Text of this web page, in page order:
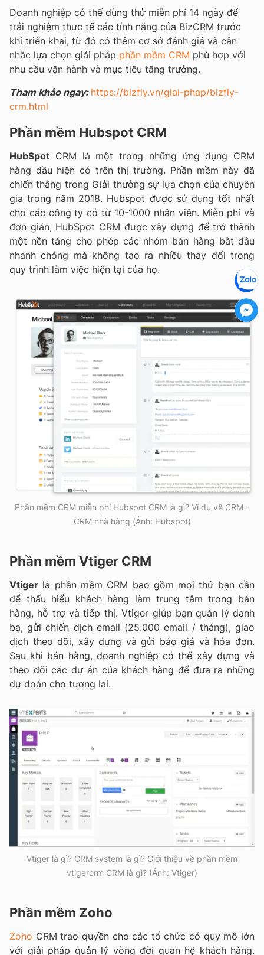
Doanh nghiệp có thể dùng thử miễn phí 14 ngày để
trải nghiệm thực tế các tính năng của BizCRM trước
khi triển khai, từ đó có thêm cơ sở đánh giá và cân
nhắc lựa chọn giải pháp phần mềm CRM phù hợp với
nhu cầu vận hành và mục tiêu tăng trưởng.
Tham khảo ngay: https://bizfly.vn/giai-phap/bizfly-
crm.html
Phần mềm Hubspot CRM
HubSpot CRM là một trong những ứng dụng CRM
hàng đầu hiện có trên thị trường. Phần mềm này đã
chiến thắng trong Giải thưởng sự lựa chọn của chuyên
gia trong năm 2018. Hubspot được sử dụng tốt nhất
cho các công ty có từ 10-1000 nhân viên. Miễn phí và
đơn giản, HubSpot CRM được xây dựng để trở thành
một nền tảng cho phép các nhóm bán hàng bắt đầu
nhanh chóng mà không tạo ra nhiều thay đổi trong
quy trình làm việc hiện tại của họ.
Phần mềm CRM miễn phí Hubspot CRM là gì? Ví dụ về CRM -
CRM nhà hàng (Ảnh: Hubspot)
Phần mềm Vtiger CRM
Vtiger là phần mềm CRM bao gồm mọi thứ bạn cần
để thấu hiểu khách hàng làm trung tâm trong bán
hàng, hỗ trợ và tiếp thị. Vtiger giúp bạn quản lý danh
bạ, gửi chiến dịch email (25.000 email / tháng), giao
dịch theo dõi, xây dựng và gửi báo giá và hóa đơn.
Sau khi bán hàng, doanh nghiệp có thể xây dựng và
theo dõi các dự án của khách hàng để đưa ra những
dự đoán cho tương lai.
Vtiger là gì? CRM system là gì? Giới thiệu về phần mềm
vtigercrm CRM là gì? (Ảnh: Vtiger)
Phần mềm Zoho
Zoho CRM trao quyền cho các tổ chức có quy mô lớn
với giải pháp quản lý vòng đời quan hệ khách hàng.